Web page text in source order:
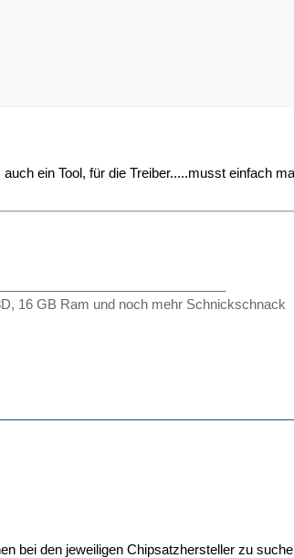
ein Tool, für die Treiber.....musst einfach
16 GB Ram und noch mehr Schnickschnack
bei den jeweiligen Chipsatzhersteller zu